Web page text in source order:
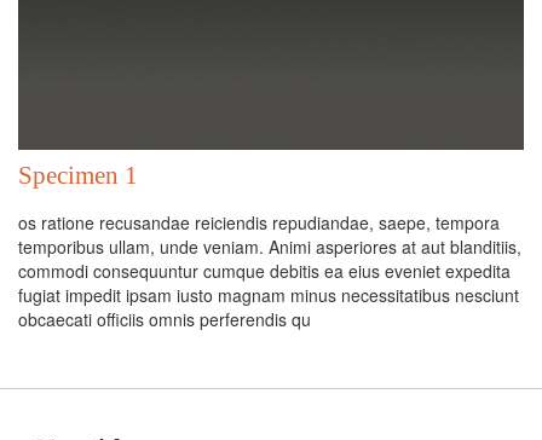
Specimen 1
os ratione recusandae reiciendis repudiandae, saepe, tempora
temporibus ullam, unde veniam. Animi asperiores at aut blanditiis,
commodi consequuntur cumque debitis ea eius eveniet expedita
fugiat impedit ipsam iusto magnam minus necessitatibus nesciunt
obcaecati officiis omnis perferendis qu